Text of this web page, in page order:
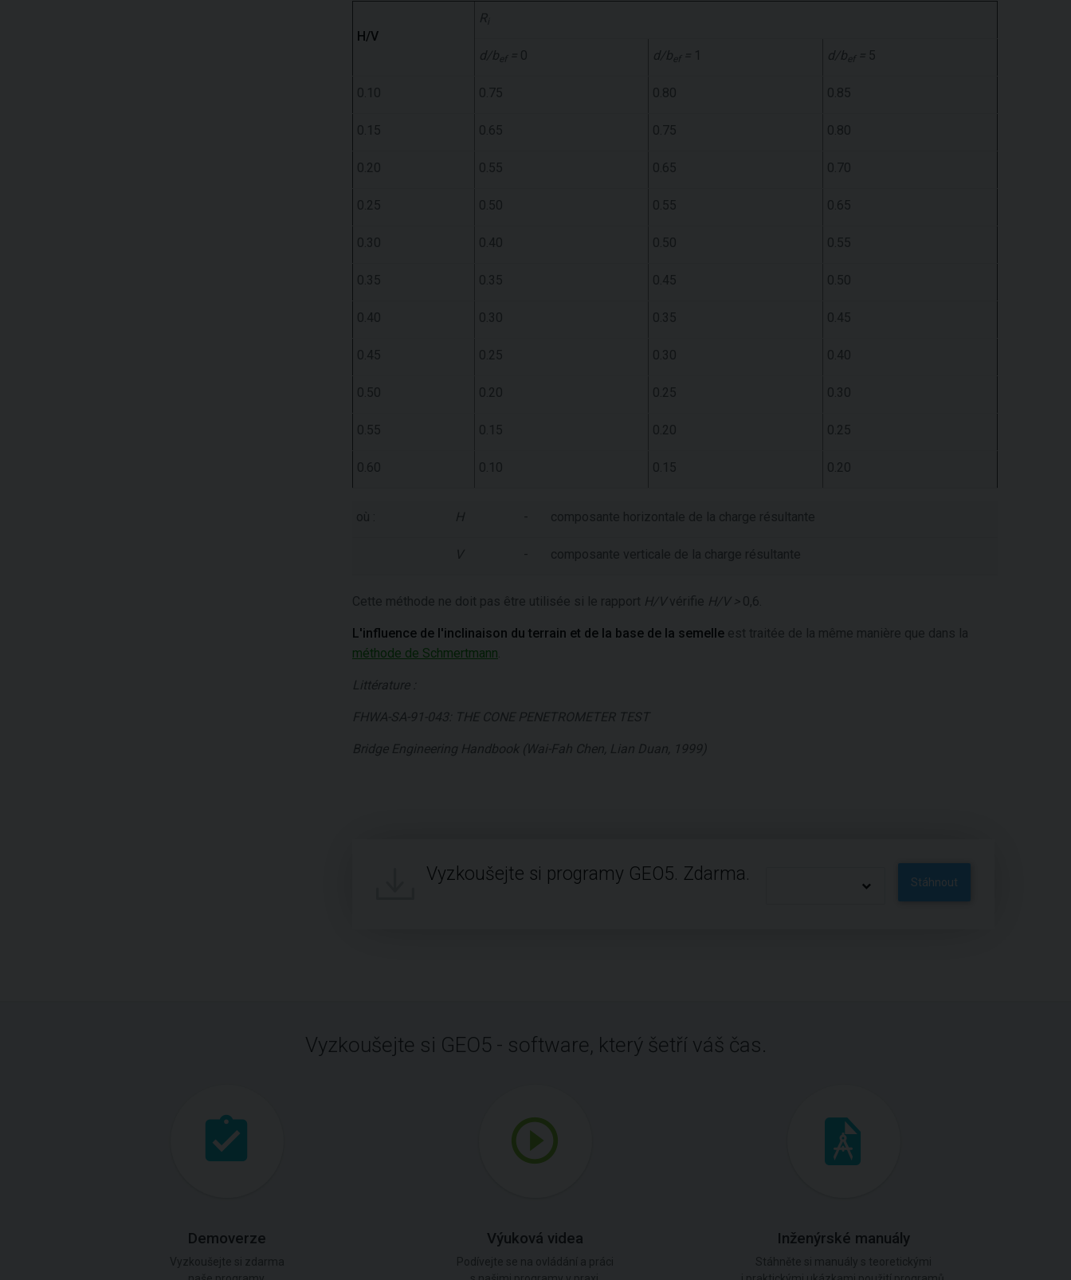
H/V
R
d/bef 0 d/bef 1 d/bef 5
0.10 0.75 0.80 0.85
0.15 0.65 0.75 0.80
0.20 0.55 0.65 0.70
0.25 0.50 0.55 0.65
0.30 0.40 0.50 0.55
0.35 0.35 0.45 0.50
0.40 0.30 0.35 0.45
0.45 0.25 0.30 0.40
0.50 0.20 0.25 0.30
0.55 0.15 0.20 0.25
0.60 0.10 0.15 0.20
où : H - composante horizontale de la charge résultante
V - composante verticale de la charge résultante
Cette méthode ne doit pas être utilisée si le rapport H/Vvérifie H/V >0,6.
L'influence de l'inclinaison du terrain et de la base de la semelle est traitée de la même manière que dans la
méthode de Schmertmann
Littérature :
FHWA-SA-91-043: THE CONE PENETROMETER TEST
Bridge Engineering Handbook (Wai-Fah Chen, Lian Duan, 1999)
Vyzkoušejte si programy GEO5. Zdarma. Stáhnout
Vyzkoušejte si GEO5 - software, který šetří váš čas.
Demoverze Výuková videa Inženýrské manuály